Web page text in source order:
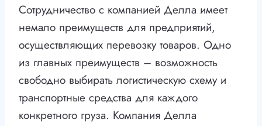
Сотрудничество с компанией Делла имеет
немало преимуществ для предприятий,
осуществляющих перевозку товаров. Одно
из главных преимуществ – возможность
свободно выбирать логистическую схему и
транспортные средства для каждого
конкретного груза. Компания Делла